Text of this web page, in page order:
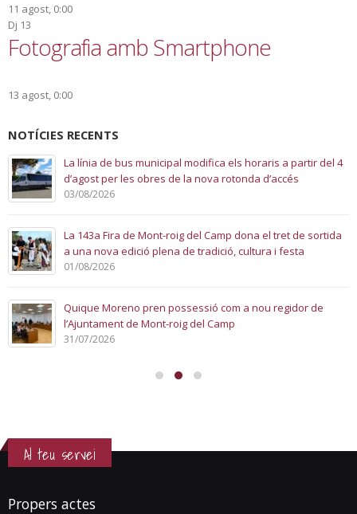
11 agost, 0:00
Dj 13
Fotografia amb Smartphone
13 agost, 0:00
NOTÍCIES RECENTS
La línia de bus municipal modifica els horaris a partir del 4
d’agost per les obres de la nova rotonda d’accés
03/08/2026
La 143a Fira de Mont-roig del Camp dona el tret de sortida
a una nova edició plena de tradició, cultura i festa
01/08/2026
Quique Moreno pren possessió com a nou regidor de
l’Ajuntament de Mont-roig del Camp
31/07/2026
Al teu servei
Propers actes